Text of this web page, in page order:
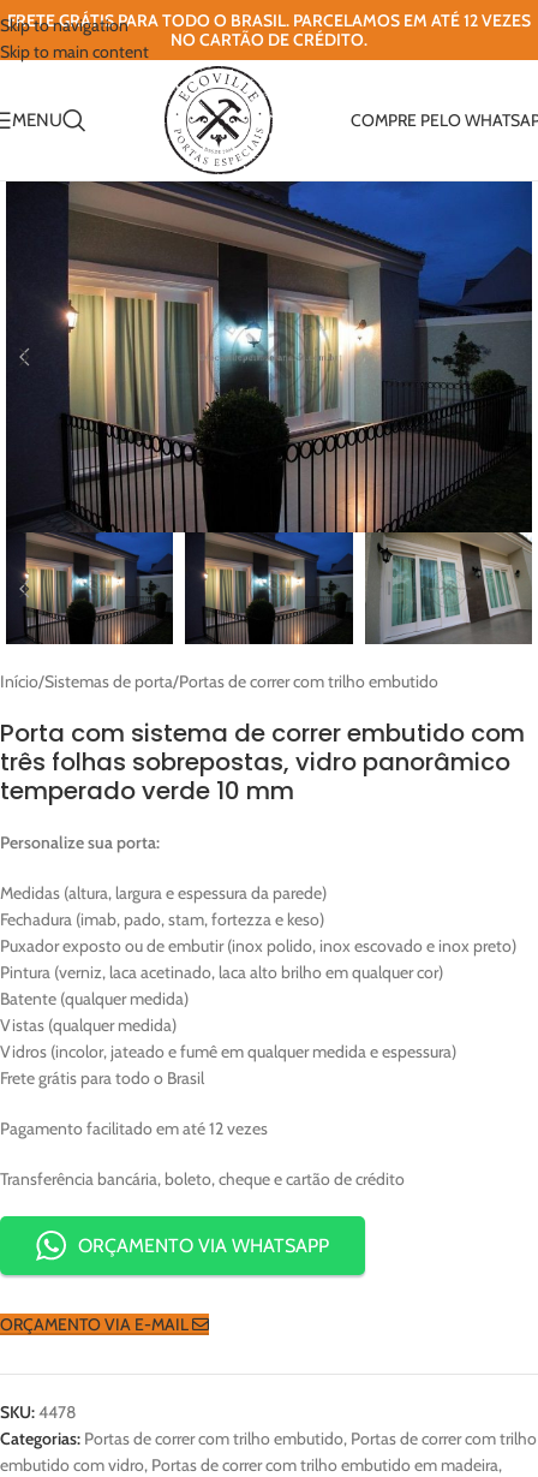
Skip to navigation
Skip to main content
FRETE GRÁTIS PARA TODO O BRASIL. PARCELAMOS EM ATÉ 12 VEZES
NO CARTÃO DE CRÉDITO.
MENU COMPRE PELO
Início/Sistemas de porta/Portas de correr com trilho embutido
Porta com sistema de correr embutido com
três folhas sobrepostas, vidro panorâmico
temperado verde 10 mm
Personalize sua porta:
Medidas (altura, largura e espessura da parede)
Fechadura (imab, pado, stam, fortezza e keso)
Puxador exposto ou de embutir (inox polido, inox escovado e inox preto)
Pintura (verniz, laca acetinado, laca alto brilho em qualquer cor)
Batente (qualquer medida)
Vistas (qualquer medida)
Vidros (incolor, jateado e fumê em qualquer medida e espessura)
Frete grátis para todo o Brasil
Pagamento facilitado em até 12 vezes
Transferência bancária, boleto, cheque e cartão de crédito
ORÇAMENTO VIA WHATSAPP
ORÇAMENTO VIA E-MAIL
SKU:4478
Categorias: Portas de correr com trilho embutido, Portas de correr com trilho
embutido com vidro, Portas de correr com trilho embutido em madeira,